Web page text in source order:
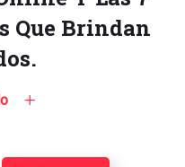
Que Brindan